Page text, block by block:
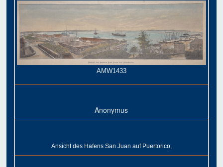
AMW1433
Anonymus
Ansicht des Hafens San Juan auf Puertorico,